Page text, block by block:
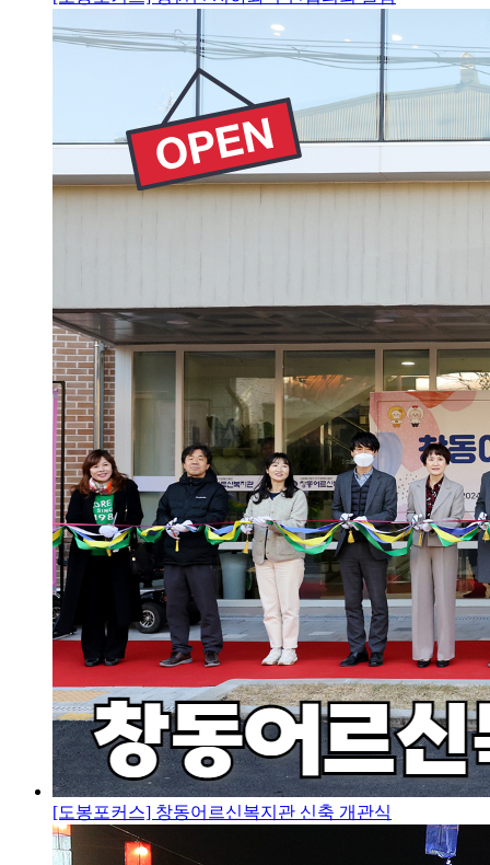
[도봉포커스] 창동어르신복지관 신축 개관식